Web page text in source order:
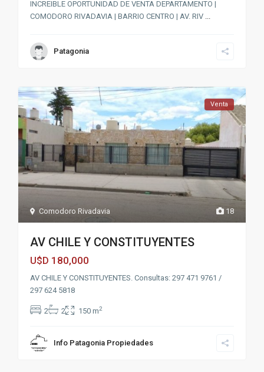
INCREIBLE OPORTUNIDAD DE VENTA DEPARTAMENTO |
COMODORO RIVADAVIA | BARRIO CENTRO | AV. RIV ...
Patagonia
18
Comodoro Rivadavia
Venta
AV CHILE Y CONSTITUYENTES
U$D 180,000
AV CHILE Y CONSTITUYENTES. Consultas: 297 471 9761 /
297 624 5818
2 2 150 m2
Info Patagonia Propiedades